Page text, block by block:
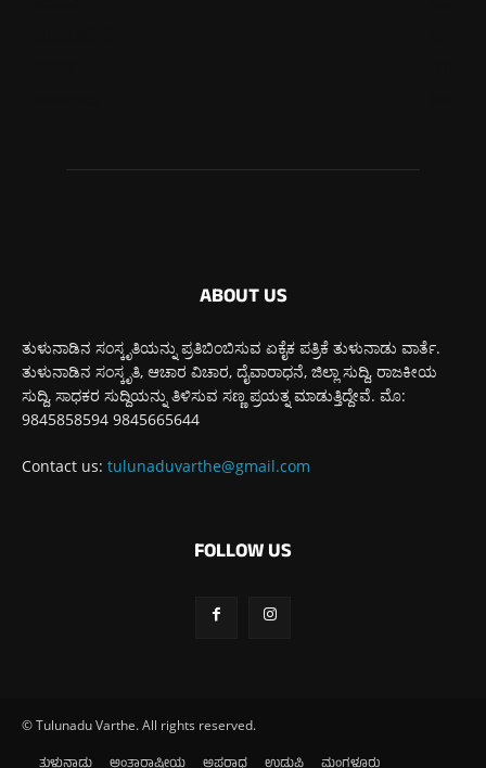
ABOUT US
ತುಳುನಾಡಿನ ಸಂಸ್ಕೃತಿಯನ್ನು ಪ್ರತಿಬಿಂಬಿಸುವ ಏಕೈಕ ಪತ್ರಿಕೆ ತುಳುನಾಡು ವಾರ್ತೆ.
ತುಳುನಾಡಿನ ಸಂಸ್ಕೃತಿ, ಆಚಾರ ವಿಚಾರ, ದೈವಾರಾಧನೆ, ಜಿಲ್ಲಾ ಸುದ್ದಿ, ರಾಜಕೀಯ
ಸುದ್ದಿ, ಸಾಧಕರ ಸುದ್ದಿಯನ್ನು ತಿಳಿಸುವ ಸಣ್ಣ ಪ್ರಯತ್ನ ಮಾಡುತ್ತಿದ್ದೇವೆ. ಮೊ:
9845858594 9845665644
Contact us: tulunaduvarthe@gmail.com
FOLLOW US
© Tulunadu Varthe. All rights reserved.